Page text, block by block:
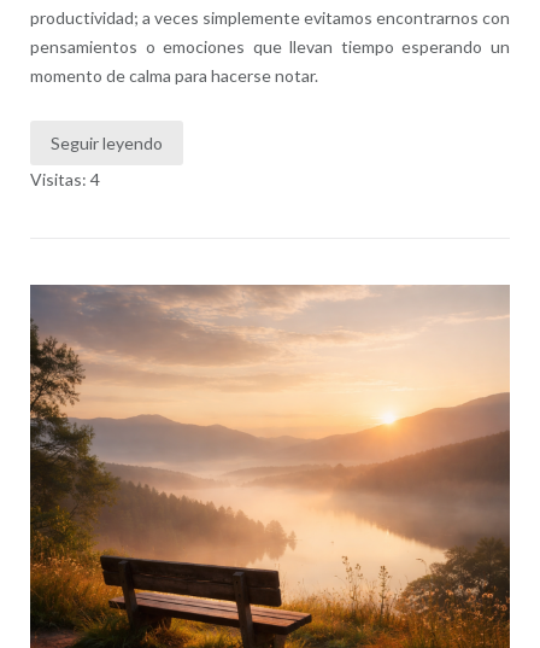
productividad; a veces simplemente evitamos encontrarnos con
pensamientos o emociones que llevan tiempo esperando un
momento de calma para hacerse notar.
Seguir leyendo
Visitas: 4